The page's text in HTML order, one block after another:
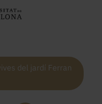
del jardí Ferran